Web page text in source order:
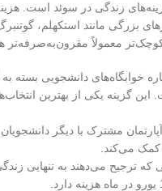
زندگی در سوئد است.
بزرگی مانند استکهلم، گوتنبرگ
معمولاً مقرون‌به‌صرفه‌تر
خوابگاه‌های دانشجویی بسته
ماه است. این گزینه یکی از بهترین
کمک می‌کند.
ترجیح می‌دهند به تنهایی